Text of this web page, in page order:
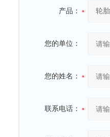
产品：
您的单位：
您的姓名：
联系电话：